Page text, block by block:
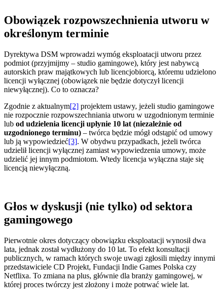
Obowiązek rozpowszechnienia utworu w
określonym terminie
Dyrektywa DSM wprowadzi wymóg eksploatacji utworu przez
podmiot (przyjmijmy – studio gamingowe), który jest nabywcą
autorskich praw majątkowych lub licencjobiorcą, któremu udzielono
licencji wyłącznej (obowiązek nie będzie dotyczył licencji
niewyłącznej). Co to oznacza?
Zgodnie z aktualnym[2] projektem ustawy, jeżeli studio gamingowe
nie rozpocznie rozpowszechniania utworu w uzgodnionym terminie
lub od udzielenia licencji upłynie 10 lat (niezależnie od
uzgodnionego terminu) – twórca będzie mógł odstąpić od umowy
lub ją wypowiedzieć[3]. W obydwu przypadkach, jeżeli twórca
udzielił licencji wyłącznej zamiast wypowiedzenia umowy, może
udzielić jej innym podmiotom. Wtedy licencja wyłączna staje się
licencją niewyłączną.
Głos w dyskusji (nie tylko) od sektora
gamingowego
Pierwotnie okres dotyczący obowiązku eksploatacji wynosił dwa
lata, jednak został wydłużony do 10 lat. To efekt konsultacji
publicznych, w ramach których swoje uwagi zgłosili między innymi
przedstawiciele CD Projekt, Fundacji Indie Games Polska czy
Netflixa. To zmiana na plus, głównie dla branży gamingowej, w
której proces twórczy jest złożony i może potrwać wiele lat.